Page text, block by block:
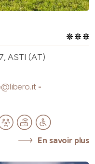
ASTI (AT)
-
En savoir plus